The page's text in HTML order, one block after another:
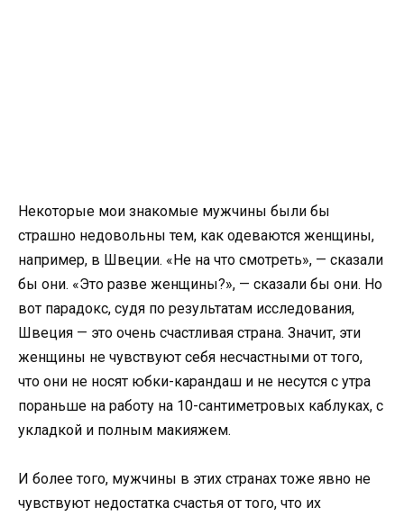
Некоторые мои знакомые мужчины были бы
страшно недовольны тем, как одеваются женщины,
например, в Швеции. «Не на что смотреть», — сказали
бы они. «Это разве женщины?», — сказали бы они. Но
вот парадокс, судя по результатам исследования,
Швеция — это очень счастливая страна. Значит, эти
женщины не чувствуют себя несчастными от того,
что они не носят юбки-карандаш и не несутся с утра
пораньше на работу на 10-сантиметровых каблуках, с
укладкой и полным макияжем.
И более того, мужчины в этих странах тоже явно не
чувствуют недостатка счастья от того, что их